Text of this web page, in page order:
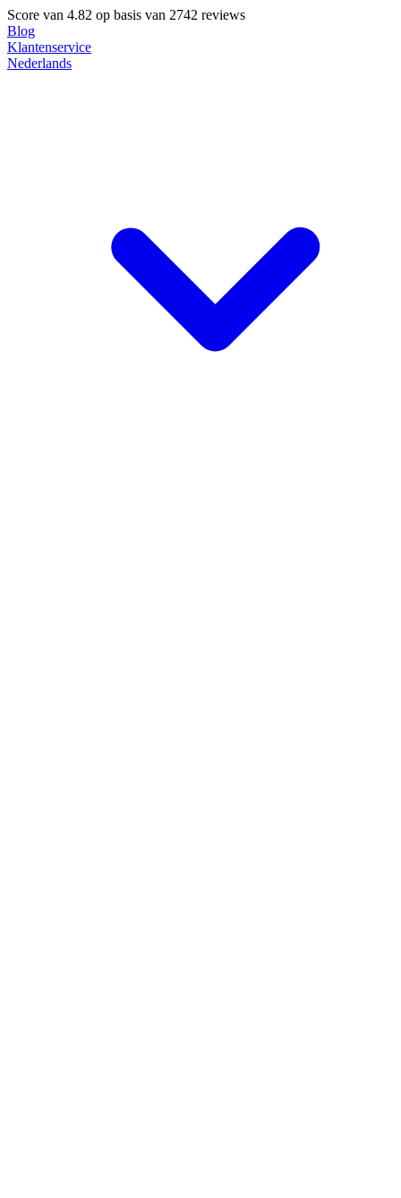
Score van 4.82 op basis van 2742 reviews
Blog
Klantenservice
Nederlands